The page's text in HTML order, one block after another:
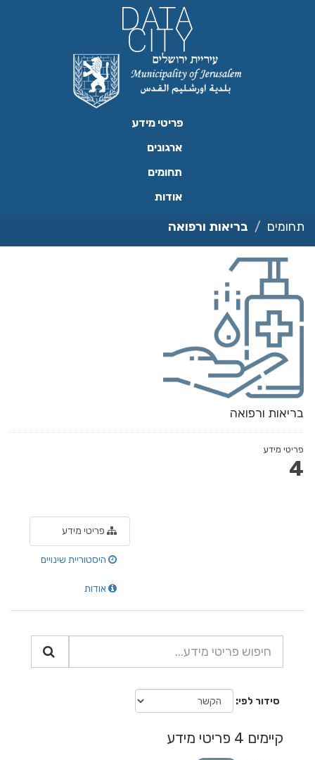
פריטי מידע
ארגונים
תחומים
אודות
תחומים בריאות ורפואה
בריאות ורפואה
פריטי מידע
4
פריטי מידע
היסטוריית שינויים
אודות
סידור לפי
קיימים 4 פריטי מידע